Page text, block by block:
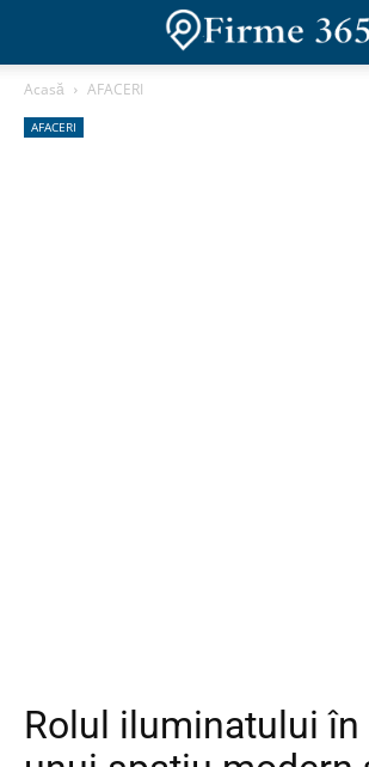
Acasă AFACERI
AFACERI
Rolul iluminatului în